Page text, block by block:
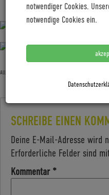
notwendiger Cookies.
notwendige Cookies ein.
Allgemein
SCHREIBE EINEN
Deine E-Mail-Adresse wird
Erforderliche Felder sind
Kommentar *